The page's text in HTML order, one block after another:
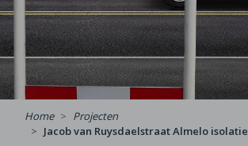
Home
Projecten
Jacob van Ruysdaelstraat Almelo isolatie